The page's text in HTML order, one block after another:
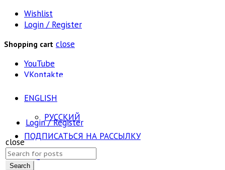
Wishlist
Login / Register
Shopping cart close
YouTube
VKontakte
ENGLISH
РУССКИЙ
ПОДПИСАТЬСЯ НА РАССЫЛКУ
FAQ
Login / Register
close
Search
for:
Search